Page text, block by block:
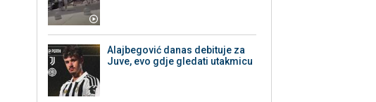
Alajbegović danas debituje za
Juve, evo gdje gledati utakmicu